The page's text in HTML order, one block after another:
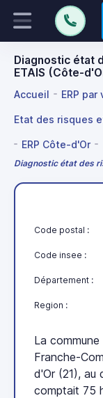
Diagnostic état
ETAIS (Côte-
Accueil ERP par
Etat des risques
ERP Côte-d'Or
Diagnostic état des
Code postal :
Code insee :
Département :
Region :
La
Franche-
d'Or (21), au
comptait 75